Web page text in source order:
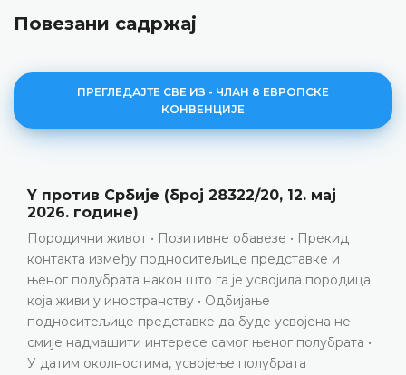
Повезани садржај
ПРЕГЛЕДАЈТЕ СВЕ ИЗ - ЧЛАН 8 ЕВРОПСКЕ
КОНВЕНЦИЈЕ
Елези против Албаније, представка број
17141/21, пресуда од 23. јуна 2026. године
Провјера имовине • Разрјешење дужности тужиоца •
Повреда члана 8. Европске конвенције
ДЕТАЉНИЈЕ